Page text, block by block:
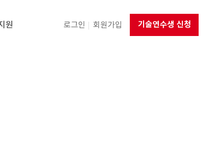
원 로그인 회원가입 기술연수생 신청